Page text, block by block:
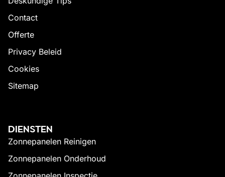
Contact
Offerte
Privacy Beleid
Cookies
Sitemap
DIENSTEN
Zonnepanelen Reinigen
Zonnepanelen Onderhoud